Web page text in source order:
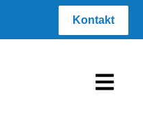
Kontakt